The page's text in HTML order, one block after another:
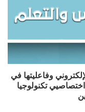
وفاعليتها في
تكنولوجيا